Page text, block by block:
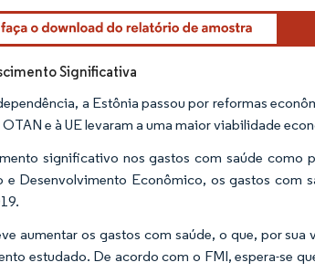
CC BY 4.0.
Significativa
a Estônia passou por reformas
e à UE levaram a uma maior viabilidade
significativo nos gastos com saúde como
Desenvolvimento Econômico, os gastos com
aumentar os gastos com saúde, o que, por sua
estudado. De acordo com o FMI, espera-se